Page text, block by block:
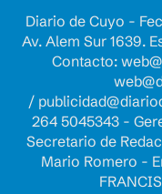
Diario de Cuyo -
Av. Alem Sur 1639.
Contacto:
/
264 5045343 -
Secretario de
Mario Romero -